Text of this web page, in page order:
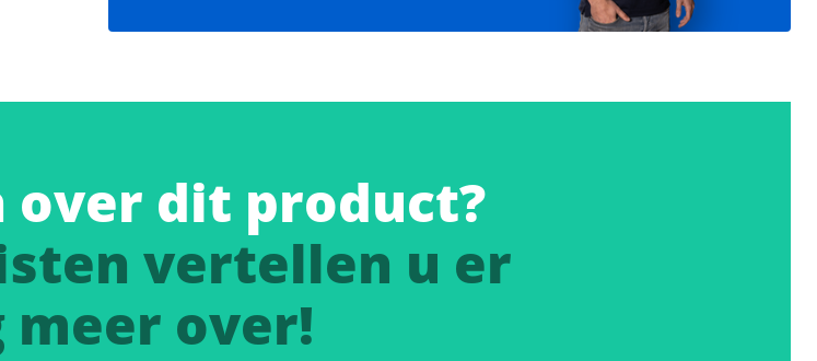
over dit product?
vertellen u er
meer over!